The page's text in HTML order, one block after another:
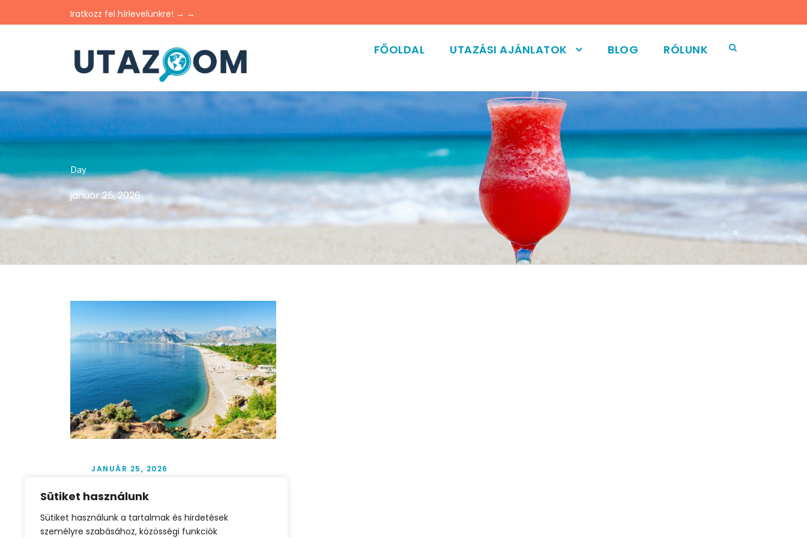
Sütiket használunk
Sütiket használunk a tartalmak és hirdetések
személyre szabásához, közösségi funkciók
Iratkozz fel hírlevelünkre! → →
FŐOLDAL UTAZÁSI AJÁNLATOK BLOG RÓLUNK
Day
január 25, 2026
JANUÁR 25, 2026
Antalya május 10–17. – All
Ft/fő